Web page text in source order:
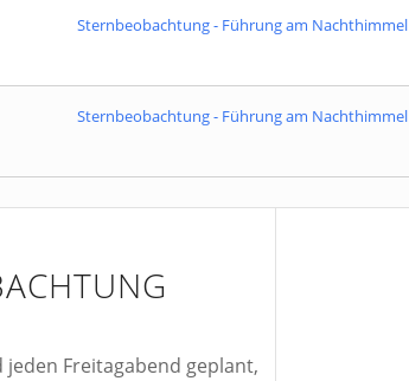
Sternbeobachtung - Führung am Nachthimmel
Sternbeobachtung - Führung am Nachthimmel
Freitagabend geplant,